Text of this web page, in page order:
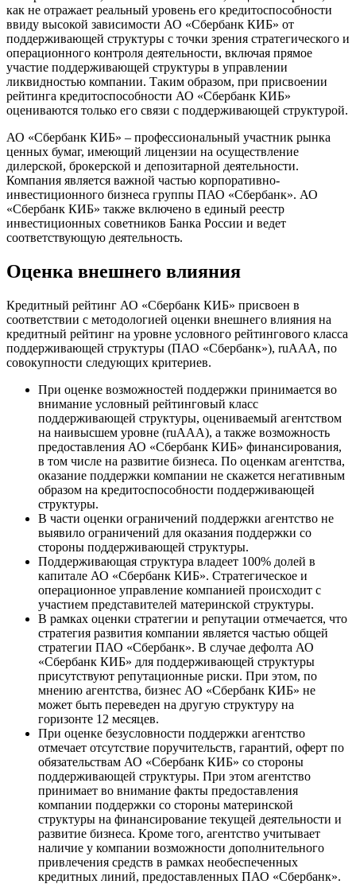
как не отражает реальный уровень его кредитоспособности
ввиду высокой зависимости АО «Сбербанк КИБ» от
поддерживающей структуры с точки зрения стратегического и
операционного контроля деятельности, включая прямое
участие поддерживающей структуры в управлении
ликвидностью компании. Таким образом, при присвоении
рейтинга кредитоспособности АО «Сбербанк КИБ»
оцениваются только его связи с поддерживающей структурой.
АО «Сбербанк КИБ» – профессиональный участник рынка
ценных бумаг, имеющий лицензии на осуществление
дилерской, брокерской и депозитарной деятельности.
Компания является важной частью корпоративно-
инвестиционного бизнеса группы ПАО «Сбербанк». АО
«Сбербанк КИБ» также включено в единый реестр
инвестиционных советников Банка России и ведет
соответствующую деятельность.
Оценка внешнего влияния
Кредитный рейтинг АО «Сбербанк КИБ» присвоен в
соответствии с методологией оценки внешнего влияния на
кредитный рейтинг на уровне условного рейтингового класса
поддерживающей структуры (ПАО «Сбербанк»), ruAAА, по
совокупности следующих критериев.
При оценке возможностей поддержки принимается во
внимание условный рейтинговый класс
поддерживающей структуры, оцениваемый агентством
на наивысшем уровне (ruAAА), а также возможность
предоставления АО «Сбербанк КИБ» финансирования,
в том числе на развитие бизнеса. По оценкам агентства,
оказание поддержки компании не скажется негативным
образом на кредитоспособности поддерживающей
структуры.
В части оценки ограничений поддержки агентство не
выявило ограничений для оказания поддержки со
стороны поддерживающей структуры.
Поддерживающая структура владеет 100% долей в
капитале АО «Сбербанк КИБ». Стратегическое и
операционное управление компанией происходит с
участием представителей материнской структуры.
В рамках оценки стратегии и репутации отмечается, что
стратегия развития компании является частью общей
стратегии ПАО «Сбербанк». В случае дефолта АО
«Сбербанк КИБ» для поддерживающей структуры
присутствуют репутационные риски. При этом, по
мнению агентства, бизнес АО «Сбербанк КИБ» не
может быть переведен на другую структуру на
горизонте 12 месяцев.
При оценке безусловности поддержки агентство
отмечает отсутствие поручительств, гарантий, оферт по
обязательствам АО «Сбербанк КИБ» со стороны
поддерживающей структуры. При этом агентство
принимает во внимание факты предоставления
компании поддержки со стороны материнской
структуры на финансирование текущей деятельности и
развитие бизнеса. Кроме того, агентство учитывает
наличие у компании возможности дополнительного
привлечения средств в рамках необеспеченных
кредитных линий, предоставленных ПАО «Сбербанк».